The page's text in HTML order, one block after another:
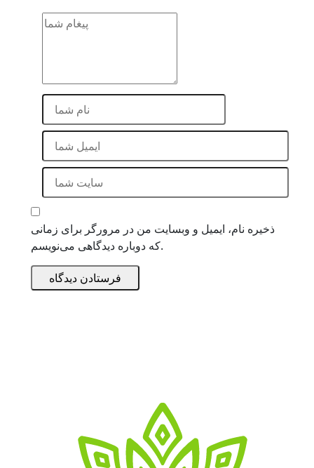
ذخیره نام، ایمیل و وبسایت من در مرورگر برای زمانی
که دوباره دیدگاهی می‌نویسم.